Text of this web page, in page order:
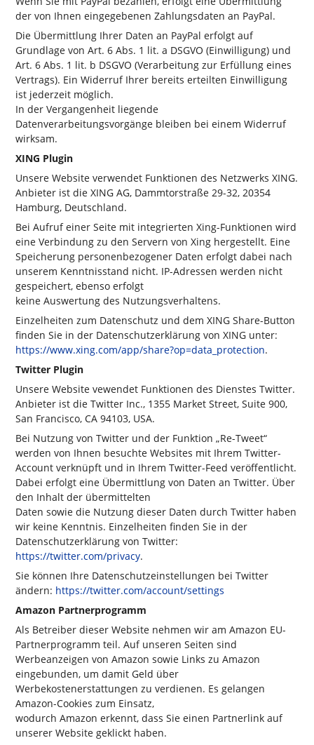
der von Ihnen eingegebenen Zahlungsdaten an PayPal.
Die Übermittlung Ihrer Daten an PayPal erfolgt auf
Grundlage von Art. 6 Abs. 1 lit. a DSGVO (Einwilligung) und
Art. 6 Abs. 1 lit. b DSGVO (Verarbeitung zur Erfüllung eines
Vertrags). Ein Widerruf Ihrer bereits erteilten Einwilligung
ist jederzeit möglich.
In der Vergangenheit liegende
Datenverarbeitungsvorgänge bleiben bei einem Widerruf
wirksam.
XING Plugin
Unsere Website verwendet Funktionen des Netzwerks XING.
Anbieter ist die XING AG, Dammtorstraße 29-32, 20354
Hamburg, Deutschland.
Bei Aufruf einer Seite mit integrierten Xing-Funktionen wird
eine Verbindung zu den Servern von Xing hergestellt. Eine
Speicherung personenbezogener Daten erfolgt dabei nach
unserem Kenntnisstand nicht. IP-Adressen werden nicht
gespeichert, ebenso erfolgt
keine Auswertung des Nutzungsverhaltens.
Einzelheiten zum Datenschutz und dem XING Share-Button
finden Sie in der Datenschutzerklärung von XING unter:
https://www.xing.com/app/share?op=data_protection.
Twitter Plugin
Unsere Website vewendet Funktionen des Dienstes Twitter.
Anbieter ist die Twitter Inc., 1355 Market Street, Suite 900,
San Francisco, CA 94103, USA.
Bei Nutzung von Twitter und der Funktion „Re-Tweet“
werden von Ihnen besuchte Websites mit Ihrem Twitter-
Account verknüpft und in Ihrem Twitter-Feed veröffentlicht.
Dabei erfolgt eine Übermittlung von Daten an Twitter. Über
den Inhalt der übermittelten
Daten sowie die Nutzung dieser Daten durch Twitter haben
wir keine Kenntnis. Einzelheiten finden Sie in der
Datenschutzerklärung von Twitter:
https://twitter.com/privacy.
Sie können Ihre Datenschutzeinstellungen bei Twitter
ändern: https://twitter.com/account/settings
Amazon Partnerprogramm
Als Betreiber dieser Website nehmen wir am Amazon EU-
Partnerprogramm teil. Auf unseren Seiten sind
Werbeanzeigen von Amazon sowie Links zu Amazon
eingebunden, um damit Geld über
Werbekostenerstattungen zu verdienen. Es gelangen
Amazon-Cookies zum Einsatz,
wodurch Amazon erkennt, dass Sie einen Partnerlink auf
unserer Website geklickt haben.